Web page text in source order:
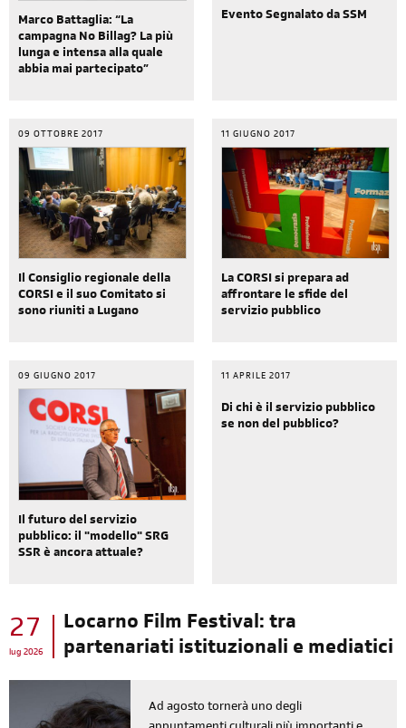
Marco Battaglia: “La
campagna No Billag? La più
lunga e intensa alla quale
abbia mai partecipato”
Evento Segnalato da SSM
09 OTTOBRE 2017
Il Consiglio regionale della
CORSI e il suo Comitato si
sono riuniti a Lugano
11 GIUGNO 2017
La CORSI si prepara ad
affrontare le sfide del
servizio pubblico
09 GIUGNO 2017
Il futuro del servizio
pubblico: il "modello" SRG
SSR è ancora attuale?
11 APRILE 2017
Di chi è il servizio pubblico
se non del pubblico?
27
lug 2026
Locarno Film Festival: tra
partenariati istituzionali e mediatici
Ad agosto tornerà uno degli